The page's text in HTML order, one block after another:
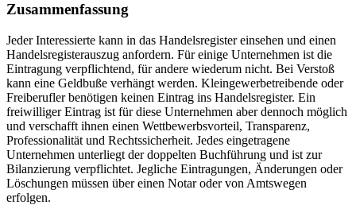
Zusammenfassung
Jeder Interessierte kann in das Handelsregister einsehen und einen
Handelsregisterauszug anfordern. Für einige Unternehmen ist die
Eintragung verpflichtend, für andere wiederum nicht. Bei Verstoß
kann eine Geldbuße verhängt werden. Kleingewerbetreibende oder
Freiberufler benötigen keinen Eintrag ins Handelsregister. Ein
freiwilliger Eintrag ist für diese Unternehmen aber dennoch möglich
und verschafft ihnen einen Wettbewerbsvorteil, Transparenz,
Professionalität und Rechtssicherheit. Jedes eingetragene
Unternehmen unterliegt der doppelten Buchführung und ist zur
Bilanzierung verpflichtet. Jegliche Eintragungen, Änderungen oder
Löschungen müssen über einen Notar oder von Amtswegen
erfolgen.